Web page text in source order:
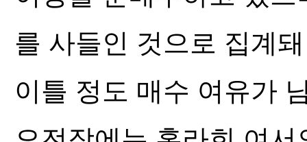
를 사들인 것으로 집계
이틀 정도 매수 여유가